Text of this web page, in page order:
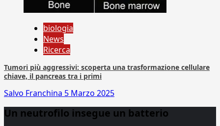
biologia
News
Ricerca
Tumori più aggressivi: scoperta una trasformazione cellulare
chiave, il pancreas tra i primi
Salvo Franchina 5 Marzo 2025
Un neutrofilo insegue un batterio